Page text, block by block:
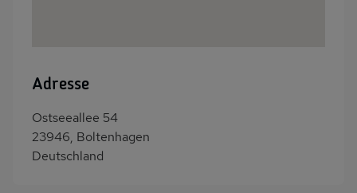
Adresse
Ostseeallee 54
23946, Boltenhagen
Deutschland